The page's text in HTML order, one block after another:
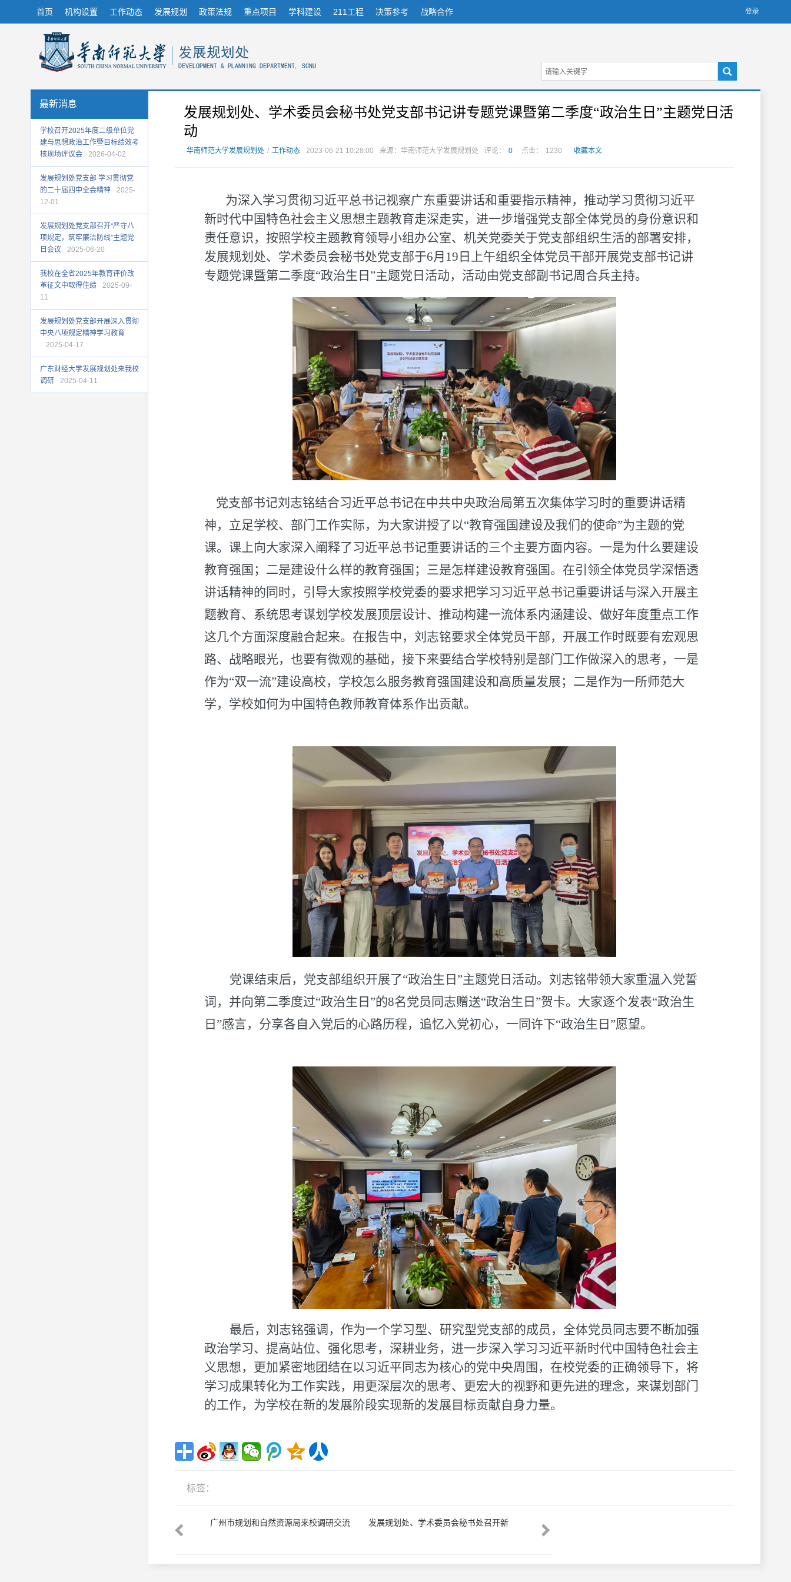
首页 机构设置 工作动态 发展规划 政策法规 重点项目 学科建设 211工程 决策参考 战略合作
最新消息
学校召开2025年度二级单位党
建与思想政治工作暨目标绩效考
核现场评议会
2026-04-02
发展规划处党支部 学习贯彻党
的二十届四中全会精神
2025-
12-01
发展规划处党支部召开“严守八
项规定，筑牢廉洁防线”主题党
日会议
2025-06-20
我校在全省2025年教育评价改
革征文中取得佳绩
2025-09-
11
发展规划处党支部开展深入贯彻
中央八项规定精神学习教育
2025-04-17
广东财经大学发展规划处来我校
调研
2025-04-11
发展规划处、学术委员会秘书处党支部书记讲专题党课暨第二季度“政治生日”主题党日活
动
华南师范大学发展规划处 / 工作动态 2023-06-21 10:28:00 来源：华南师范大学发展规划处 评论： 0 点击： 1230 收藏本文
为深入学习贯彻习近平总书记视察广东重要讲话和重要指示精神，推动学习贯彻习近平
新时代中国特色社会主义思想主题教育走深走实，进一步增强党支部全体党员的身份意识和
责任意识，按照学校主题教育领导小组办公室、机关党委关于党支部组织生活的部署安排，
发展规划处、学术委员会秘书处党支部于6月19日上午组织全体党员干部开展党支部书记讲
专题党课暨第二季度“政治生日”主题党日活动，活动由党支部副书记周合兵主持。
党支部书记刘志铭结合习近平总书记在中共中央政治局第五次集体学习时的重要讲话精
神，立足学校、部门工作实际，为大家讲授了以“教育强国建设及我们的使命”为主题的党
课。课上向大家深入阐释了习近平总书记重要讲话的三个主要方面内容。一是为什么要建设
教育强国；二是建设什么样的教育强国；三是怎样建设教育强国。在引领全体党员学深悟透
讲话精神的同时，引导大家按照学校党委的要求把学习习近平总书记重要讲话与深入开展主
题教育、系统思考谋划学校发展顶层设计、推动构建一流体系内涵建设、做好年度重点工作
这几个方面深度融合起来。在报告中，刘志铭要求全体党员干部，开展工作时既要有宏观思
路、战略眼光，也要有微观的基础，接下来要结合学校特别是部门工作做深入的思考，一是
作为“双一流”建设高校，学校怎么服务教育强国建设和高质量发展；二是作为一所师范大
学，学校如何为中国特色教师教育体系作出贡献。
党课结束后，党支部组织开展了“政治生日”主题党日活动。刘志铭带领大家重温入党誓
词，并向第二季度过“政治生日”的8名党员同志赠送“政治生日”贺卡。大家逐个发表“政治生
日”感言，分享各自入党后的心路历程，追忆入党初心，一同许下“政治生日”愿望。
最后，刘志铭强调，作为一个学习型、研究型党支部的成员，全体党员同志要不断加强
政治学习、提高站位、强化思考，深耕业务，进一步深入学习习近平新时代中国特色社会主
义思想，更加紧密地团结在以习近平同志为核心的党中央周围，在校党委的正确领导下，将
学习成果转化为工作实践，用更深层次的思考、更宏大的视野和更先进的理念，来谋划部门
的工作，为学校在新的发展阶段实现新的发展目标贡献自身力量。
标签：
发展规划处、学术委员会秘书处召开新
广州市规划和自然资源局来校调研交流
发展规划处、学术委员会秘书处召开新
广州市规划和自然资源局来校调研交流